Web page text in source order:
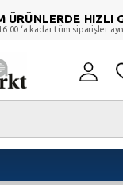
ÜRÜNLERDE HIZLI
‘a kadar tüm siparişler